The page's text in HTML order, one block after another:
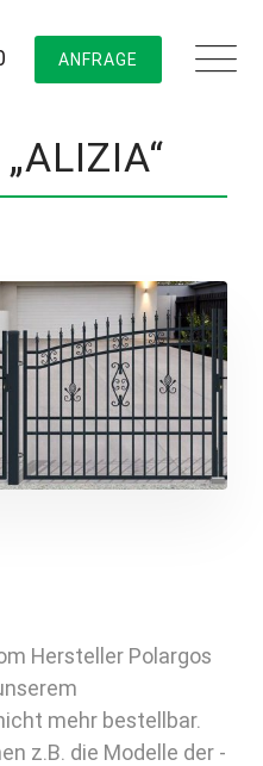
ANFRAGE
Hersteller Polargos
mehr bestellbar.
z.B. die Modelle der -